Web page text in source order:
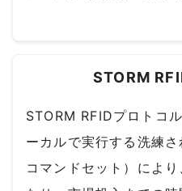
STORM
STORM RFIDプロトコ
ーカルで実行する洗練
コマンドセット）によ